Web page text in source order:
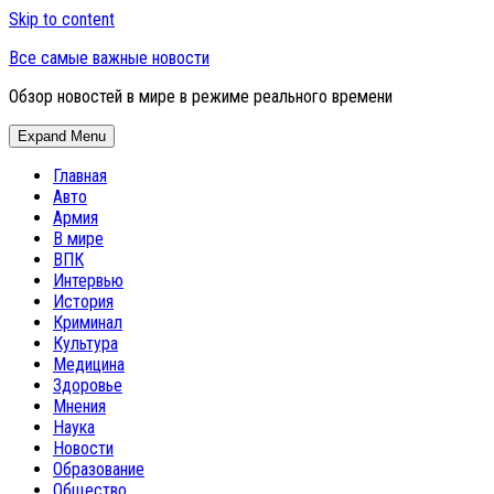
Skip to content
Все самые важные новости
Обзор новостей в мире в режиме реального времени
Expand Menu
Главная
Авто
Армия
В мире
ВПК
Интервью
История
Криминал
Культура
Медицина
Здоровье
Мнения
Наука
Новости
Образование